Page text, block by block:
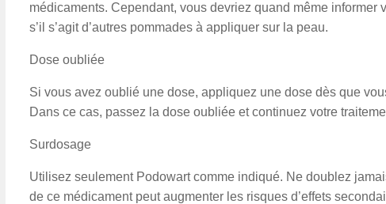
médicaments. Cependant, vous devriez quand même
s’il s’agit d’autres pommades à appliquer sur la peau.
Dose oubliée
Si vous avez oublié une dose, appliquez une dose dès que
Dans ce cas, passez la dose oubliée et continuez votre
Surdosage
Utilisez seulement Podowart comme indiqué. Ne doublez
de ce médicament peut augmenter les risques d’effets